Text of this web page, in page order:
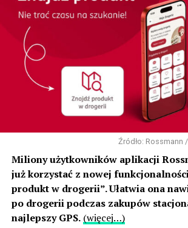
Źródło: Rossmann
Miliony użytkowników aplikacji
już korzystać z nowej
produkt w drogerii”. Ułatwia ona
po drogerii podczas zakupów
najlepszy GPS. (więcej…)